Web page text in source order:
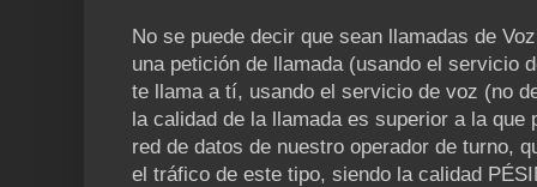
No se puede decir que sean llamadas de
una petición de llamada (usando el servicio
te llama a tí, usando el servicio de voz (no
la calidad de la llamada es superior a la
red de datos de nuestro operador de turno,
el tráfico de este tipo, siendo la calidad